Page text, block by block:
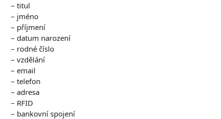
– titul
– jméno
– příjmení
– datum narození
– rodné číslo
– vzdělání
– email
– telefon
– adresa
– RFID
– bankovní spojení